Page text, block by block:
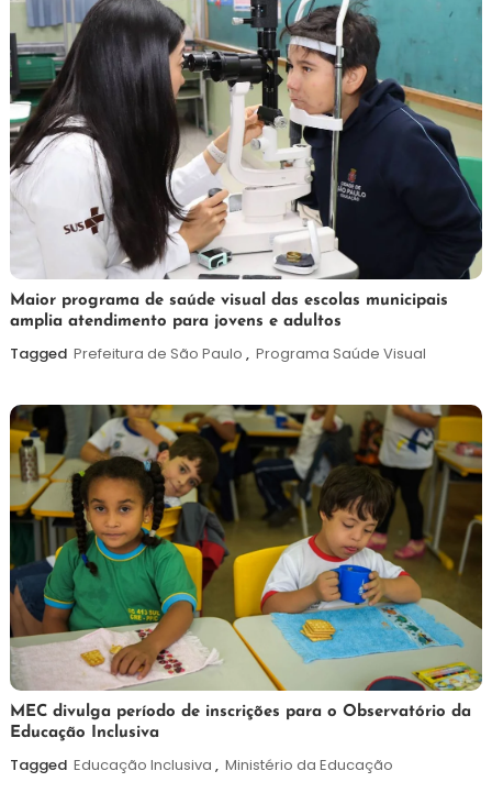
7
de
agosto
Maurilio
Maior programa de saúde visual das escolas municipais
amplia atendimento para jovens e adultos
Tagged Prefeitura de São Paulo , Programa Saúde Visual
7
de
agosto
Maurilio
MEC divulga período de inscrições para o Observatório da
Educação Inclusiva
Tagged Educação Inclusiva , Ministério da Educação